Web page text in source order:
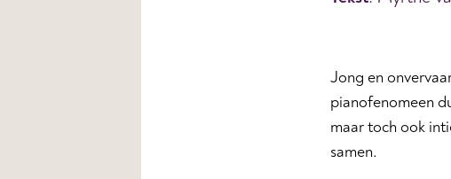
Jong en
pianofenomeen
maar toch ook
samen.